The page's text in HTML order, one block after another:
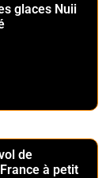
glaces Nuii
de
à petit